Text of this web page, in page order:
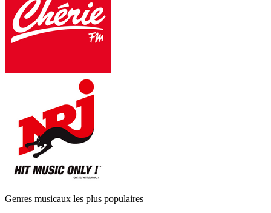
Genres musicaux les plus populaires